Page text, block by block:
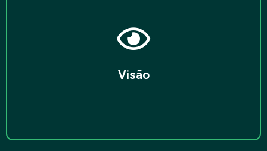
Visão
Ser um Conselho Profissional com legitimidade social e que